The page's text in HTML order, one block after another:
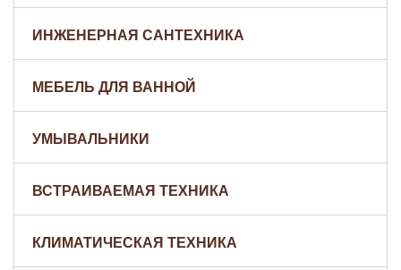
ИНЖЕНЕРНАЯ САНТЕХНИКА
МЕБЕЛЬ ДЛЯ ВАННОЙ
УМЫВАЛЬНИКИ
ВСТРАИВАЕМАЯ ТЕХНИКА
КЛИМАТИЧЕСКАЯ ТЕХНИКА